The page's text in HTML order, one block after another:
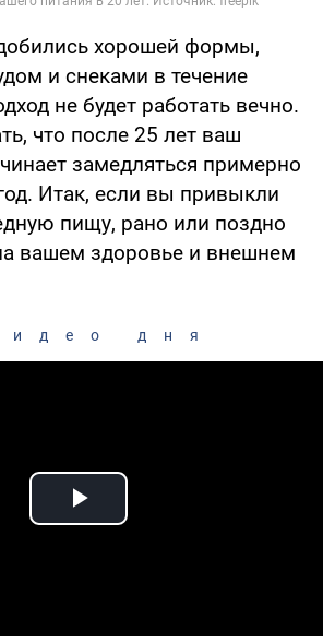
хорошей формы,
и снеками в течение
не будет работать вечно.
что после 25 лет ваш
замедляться примерно
Итак, если вы привыкли
пищу, рано или поздно
вашем здоровье и внешнем
дня
Play Video